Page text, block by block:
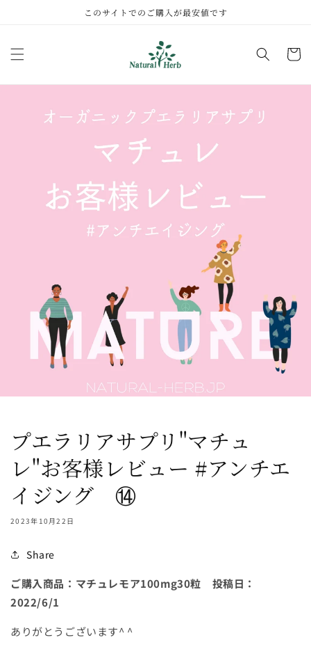
このサイトでのご購入が最安値です
ー
プエラリアサプリ"マチュ
レ"お客様レビュー #アンチエ
イジング ⑭
2023年10月22日
Share
ご購入商品：マチュレモア100mg30粒 投稿日：
2022/6/1
ありがとうございます^ ^